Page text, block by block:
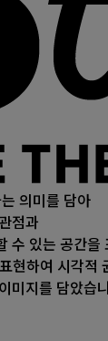
의미를 담아
점과
수 있는 공간을
현하여 시각적
미지를 담았습